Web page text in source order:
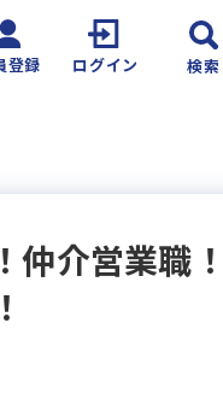
登録 ログイン 検索
介営業職！